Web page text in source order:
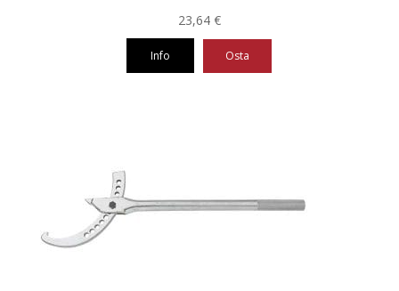
23,64 €
Info Osta